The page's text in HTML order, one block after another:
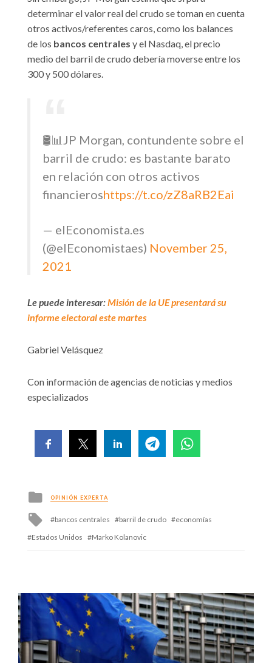
determinar el valor real del crudo se toman en cuenta
otros activos/referentes caros, como los balances
de los bancos centrales y el Nasdaq, el precio
medio del barril de crudo debería moverse entre los
300 y 500 dólares.
🛢️📊JP Morgan, contundente sobre el
barril de crudo: es bastante barato
en relación con otros activos
financieroshttps://t.co/zZ8aRB2Eai
— elEconomista.es
(@elEconomistaes) November 25,
2021
Le puede interesar:Misión de la UE presentará su
informe electoral este martes
Gabriel Velásquez
Con información de agencias de noticias y medios
especializados
Posted
in
OPINIÓN EXPERTA
Tagged
bancos centrales barril de crudo
economías
Estados Unidos
Marko Kolanovic